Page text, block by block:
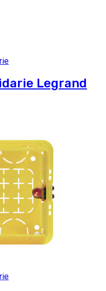
Legrand